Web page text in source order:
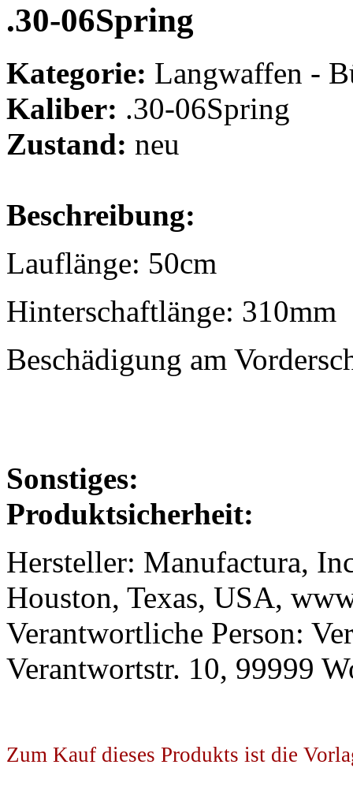
.30-06Spring
Kategorie: Langwaffen -
Kaliber: .30-06Spring
Zustand: neu
Beschreibung:
Lauflänge: 50cm
Hinterschaftlänge: 310mm
Beschädigung am
Sonstiges:
Produktsicherheit:
Hersteller: Manufactura,
Houston, Texas, USA,
Verantwortliche Person:
Verantwortstr. 10, 99999
Zum Kauf dieses Produkts ist die